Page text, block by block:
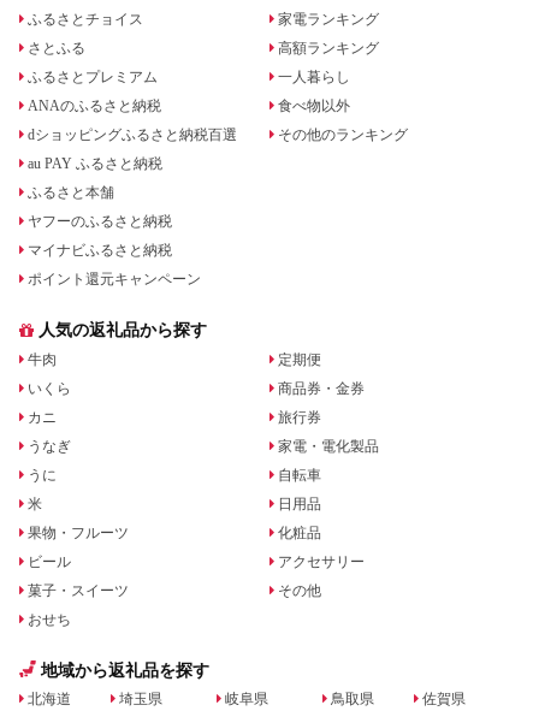
ふるさとチョイス
さとふる
ふるさとプレミアム
ANAのふるさと納税
dショッピングふるさと納税百選
au PAY ふるさと納税
ふるさと本舗
ヤフーのふるさと納税
マイナビふるさと納税
ポイント還元キャンペーン
家電ランキング
高額ランキング
一人暮らし
食べ物以外
その他のランキング
人気の返礼品から探す
牛肉
いくら
カニ
うなぎ
うに
米
果物・フルーツ
ビール
菓子・スイーツ
おせち
定期便
商品券・金券
旅行券
家電・電化製品
自転車
日用品
化粧品
アクセサリー
その他
地域から返礼品を探す
北海道 埼玉県 岐阜県 鳥取県 佐賀県